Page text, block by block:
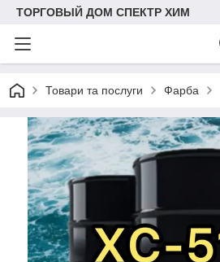
ТОРГОВЫЙ ДОМ СПЕКТР ХИМ
Товари та послуги Фарба